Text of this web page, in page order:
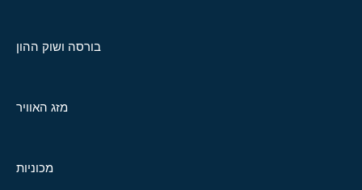
בורסה ושוק ההון
מזג האוויר
מכוניות